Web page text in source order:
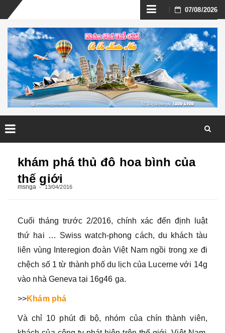
Skip
to
content
07/08/2026
khám phá thủ đô hoa bình của
thế giới
msnga 13/04/2016
Cuối tháng trước 2/2016, chính xác đến định luật
thứ hai … Swiss watch-phong cách, du khách tàu
liên vùng Interegion đoàn Việt Nam ngồi trong xe đi
chệch số 1 từ thành phố du lịch của Lucerne với 14g
vào nhà Geneva tại 16g46 ga.
>>Khám phá
Và chỉ 10 phút đi bộ, nhóm của chín thành viên,